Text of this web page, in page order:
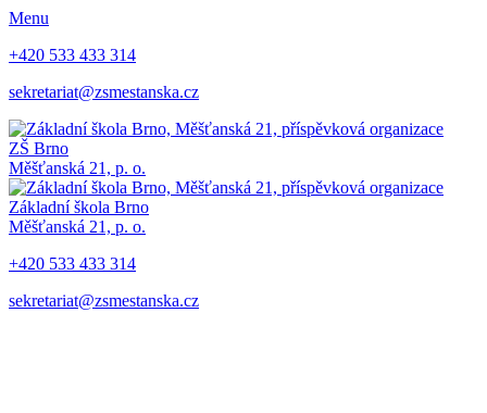
Menu
+420 533 433 314
sekretariat@zsmestanska.cz
ZŠ Brno
Měšťanská 21, p. o.
Základní škola Brno
Měšťanská 21, p. o.
+420 533 433 314
sekretariat@zsmestanska.cz